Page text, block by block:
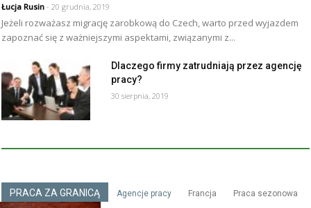
Łucja Rusin - 20 grudnia, 2019
Jeżeli rozważasz migrację zarobkową do Czech, warto przed wyjazdem
zapoznać się z ważniejszymi aspektami, związanymi z...
Dlaczego firmy zatrudniają przez agencję
pracy?
30 sierpnia, 2019
PRACA ZA GRANICĄ Agencje pracy Francja Praca sezonowa